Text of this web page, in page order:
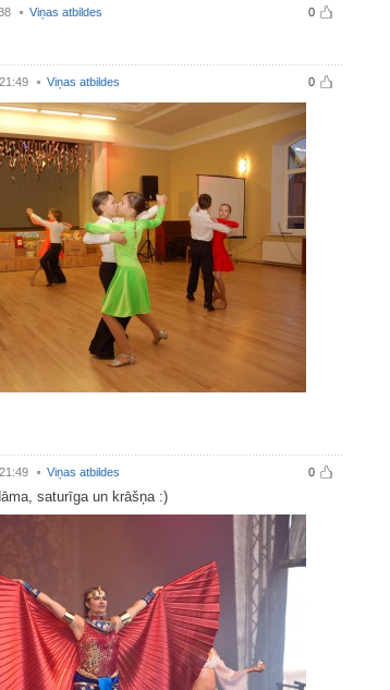
0
Viņas atbildes
0
Viņas atbildes
0
Viņas atbildes
saturīga un krāšņa :)